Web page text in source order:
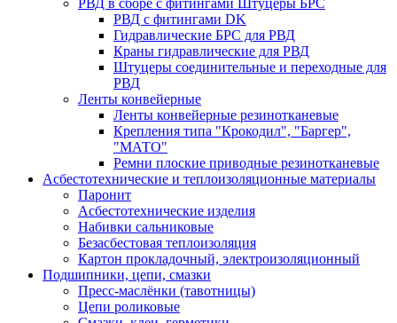
РВД в сборе с фитингами Штуцеры БРС
РВД с фитингами DK
Гидравлические БРС для РВД
Краны гидравлические для РВД
Штуцеры соединительные и переходные для
РВД
Ленты конвейерные
Ленты конвейерные резинотканевые
Крепления типа "Крокодил", "Баргер",
"МАТО"
Ремни плоские приводные резинотканевые
Асбестотехнические и теплоизоляционные материалы
Паронит
Асбестотехнические изделия
Набивки сальниковые
Безасбестовая теплоизоляция
Картон прокладочный, электроизоляционный
Подшипники, цепи, смазки
Пресс-маслёнки (тавотницы)
Цепи роликовые